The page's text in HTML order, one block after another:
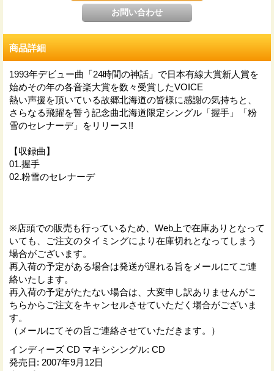
商品詳細
1993年デビュー曲「24時間の神話」で日本有線大賞新人賞を
始めその年の各音楽大賞を数々受賞したVOICE
熱い声援を頂いている故郷北海道の皆様に感謝の気持ちと、
さらなる飛躍を誓う記念曲北海道限定シングル「握手」「粉
雪のセレナーデ」をリリース!!
【収録曲】
01.握手
02.粉雪のセレナーデ
※店頭での販売も行っているため、Web上で在庫ありとなって
いても、ご注文のタイミングにより在庫切れとなってしまう
場合がございます。
再入荷の予定がある場合は発送が遅れる旨をメールにてご連
絡いたします。
再入荷の予定がたたない場合は、大変申し訳ありませんがこ
ちらからご注文をキャンセルさせていただく場合がございま
す。
（メールにてその旨ご連絡させていただきます。）
インディーズ CD マキシシングル: CD
発売日: 2007年9月12日